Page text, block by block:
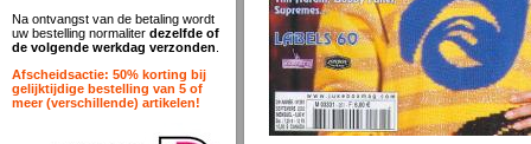
Na ontvangst van de betaling wordt
uw bestelling normaliter dezelfde of
de volgende werkdag verzonden
Afscheidsactie: 50% korting bij
gelijktijdige bestelling van 5 of
meer (verschillende) artikelen!